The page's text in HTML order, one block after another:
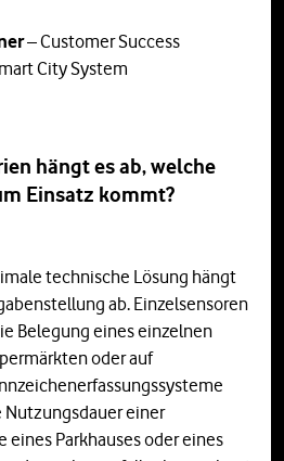
– Customer Success
City System
hängt es ab, welche
Einsatz kommt?
technische Lösung hängt
ab. Einzelsensoren
Belegung eines einzelnen
oder auf
Nutzungsdauer einer
Parkhauses oder eines